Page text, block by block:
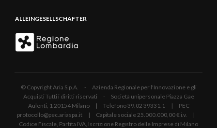
ALLEINGESELLSCHAFTER
© Copyright Aria S.p.A. - Azienda Regionale per l'Innovazione e gli
Acquisti Tutti i diritti riservati - Società unipersonale Piazza Gae
Aulenti, 1 20154 Milano | Telefono 39.02 39331.1 | PEC
protocollo@pec.ariaspa.it | Capitale sociale 25.000.000,00 € i.v. |
Codice Fiscale, Partita IVA, Iscrizione Registro delle Imprese di Milano